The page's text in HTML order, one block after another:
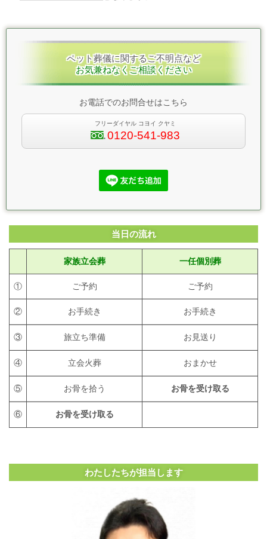
ペット葬儀に関するご不明点など
お気兼ねなくご相談ください
お電話でのお問合せはこちら
フリーダイヤル コヨイ クヤミ
0120-541-983
当日の流れ
家族立会葬 一任個別葬
① ご予約 ご予約
② お手続き お手続き
③ 旅立ち準備 お見送り
④ 立会火葬 おまかせ
⑤ お骨を拾う お骨を受け取る
⑥ お骨を受け取る
わたしたちが担当します